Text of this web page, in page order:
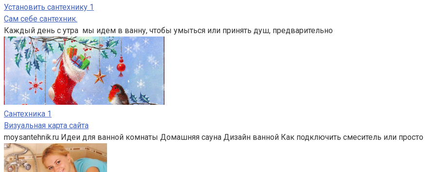
Установить сантехнику 1
Сам себе сантехник.
Каждый день с утра мы идем в ванну, чтобы умыться или принять душ, предварительно
Сантехника 1
Визуальная карта сайта
moysantehnik.ru Идеи для ванной комнаты Домашняя сауна Дизайн ванной Как подключить смеситель или просто